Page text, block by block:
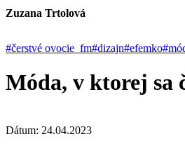
Zuzana Trtolová
#čerstvé ovocie_fm#dizajn#efemko
Móda, v ktorej sa
Dátum: 24.04.2023